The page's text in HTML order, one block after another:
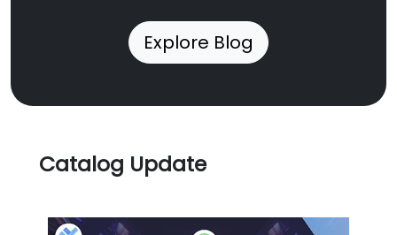
Explore Blog
Catalog Update